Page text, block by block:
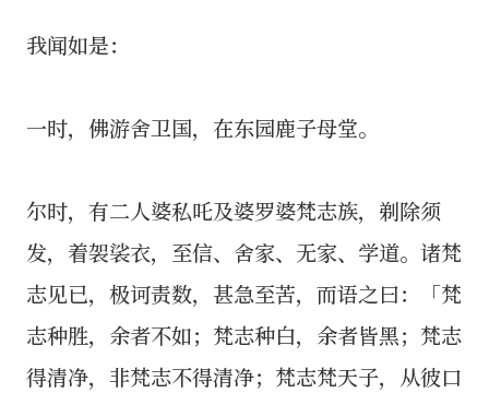
我闻如是：
一时，佛游舍卫国，在东园鹿子母堂。
尔时，有二人婆私吒及婆罗婆梵志族，剃除须
发，着袈裟衣，至信、舍家、无家、学道。诸梵
志见已，极诃责数，甚急至苦，而语之曰：「梵
志种胜，余者不如；梵志种白，余者皆黑；梵志
得清净，非梵志不得清净；梵志梵天子，从彼口